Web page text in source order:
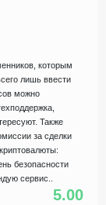
которым
лишь ввести
можно
Также
за сделки
безопасности
сервис..
5.00